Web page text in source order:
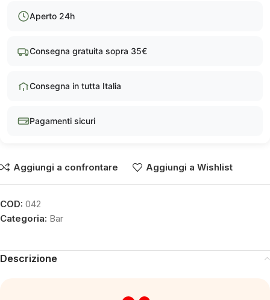
Aperto 24h
Consegna gratuita sopra 35€
Consegna in tutta Italia
Pagamenti sicuri
Aggiungi a confrontare Aggiungi a Wishlist
COD: 042
Categoria: Bar
Descrizione